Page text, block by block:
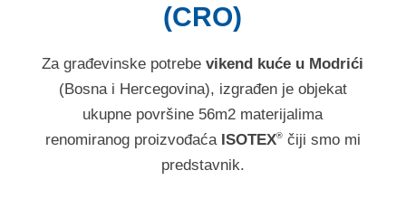
(CRO)
Za građevinske potrebevikend kuće u Modrići
(Bosna i Hercegovina), izgrađen je objekat
ukupne površine 56m2 materijalima
renomiranog proizvođaća ISOTEX®čiji smo mi
predstavnik.